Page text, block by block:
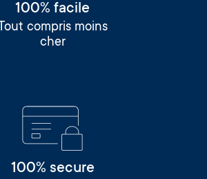
100% facile
Tout compris moins
cher
100% secure